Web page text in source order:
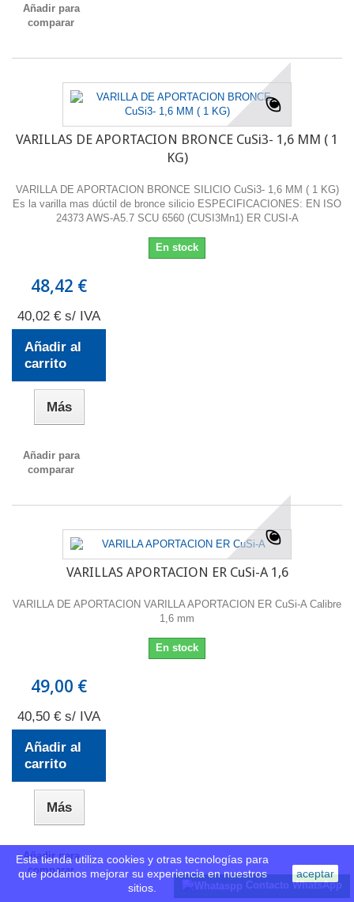
Añadir para
comparar
VARILLAS DE APORTACION BRONCE CuSi3- 1,6 MM ( 1
KG)
VARILLA DE APORTACION BRONCE SILICIO CuSi3- 1,6 MM ( 1 KG)
Es la varilla mas dúctil de bronce silicio ESPECIFICACIONES: EN ISO
24373 AWS-A5.7 SCU 6560 (CUSI3Mn1) ER CUSI-A
En stock
48,42 €
40,02 € s/ IVA
Añadir al
carrito
Más
Añadir para
comparar
VARILLAS APORTACION ER CuSi-A 1,6
VARILLA DE APORTACION VARILLA APORTACION ER CuSi-A Calibre
1,6 mm
En stock
49,00 €
40,50 € s/ IVA
Añadir al
carrito
Más
Añadir para
comparar
Esta tienda utiliza cookies y otras tecnologías para
que podamos mejorar su experiencia en nuestros
sitios.
aceptar
Contacto WhatsApp